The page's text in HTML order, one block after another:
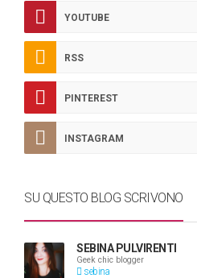
YOUTUBE
RSS
PINTEREST
INSTAGRAM
SU QUESTO BLOG SCRIVONO
SEBINA PULVIRENTI
Geek chic blogger
sebina